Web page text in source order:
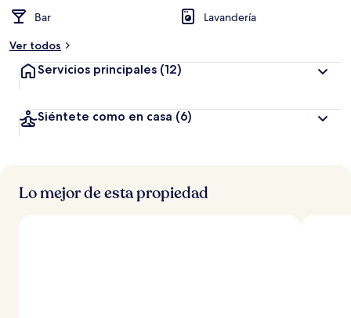
n
t
a
e
v
Bar
Lavandería
Ver todos
Servicios principales (12)
Siéntete como en casa (6)
Lo mejor de esta propiedad